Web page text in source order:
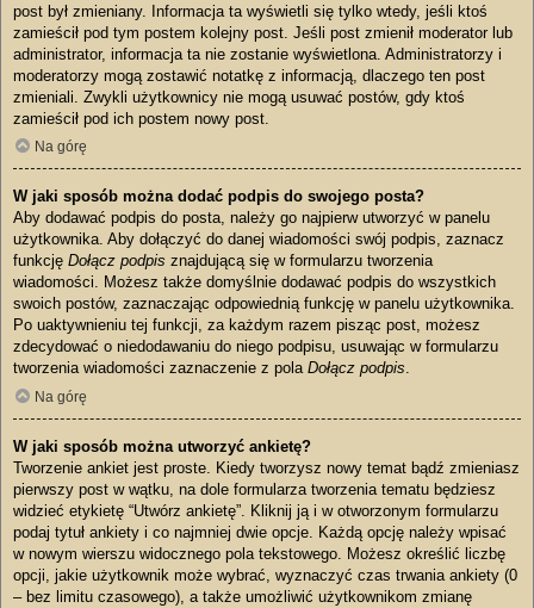
post był zmieniany. Informacja ta wyświetli się tylko wtedy, jeśli ktoś
zamieścił pod tym postem kolejny post. Jeśli post zmienił moderator lub
administrator, informacja ta nie zostanie wyświetlona. Administratorzy i
moderatorzy mogą zostawić notatkę z informacją, dlaczego ten post
zmieniali. Zwykli użytkownicy nie mogą usuwać postów, gdy ktoś
zamieścił pod ich postem nowy post.
Na górę
W jaki sposób można dodać podpis do swojego posta?
Aby dodawać podpis do posta, należy go najpierw utworzyć w panelu
użytkownika. Aby dołączyć do danej wiadomości swój podpis, zaznacz
funkcję Dołącz podpis znajdującą się w formularzu tworzenia
wiadomości. Możesz także domyślnie dodawać podpis do wszystkich
swoich postów, zaznaczając odpowiednią funkcję w panelu użytkownika.
Po uaktywnieniu tej funkcji, za każdym razem pisząc post, możesz
zdecydować o niedodawaniu do niego podpisu, usuwając w formularzu
tworzenia wiadomości zaznaczenie z pola Dołącz podpis.
Na górę
W jaki sposób można utworzyć ankietę?
Tworzenie ankiet jest proste. Kiedy tworzysz nowy temat bądź zmieniasz
pierwszy post w wątku, na dole formularza tworzenia tematu będziesz
widzieć etykietę “Utwórz ankietę”. Kliknij ją i w otworzonym formularzu
podaj tytuł ankiety i co najmniej dwie opcje. Każdą opcję należy wpisać
w nowym wierszu widocznego pola tekstowego. Możesz określić liczbę
opcji, jakie użytkownik może wybrać, wyznaczyć czas trwania ankiety (0
– bez limitu czasowego), a także umożliwić użytkownikom zmianę